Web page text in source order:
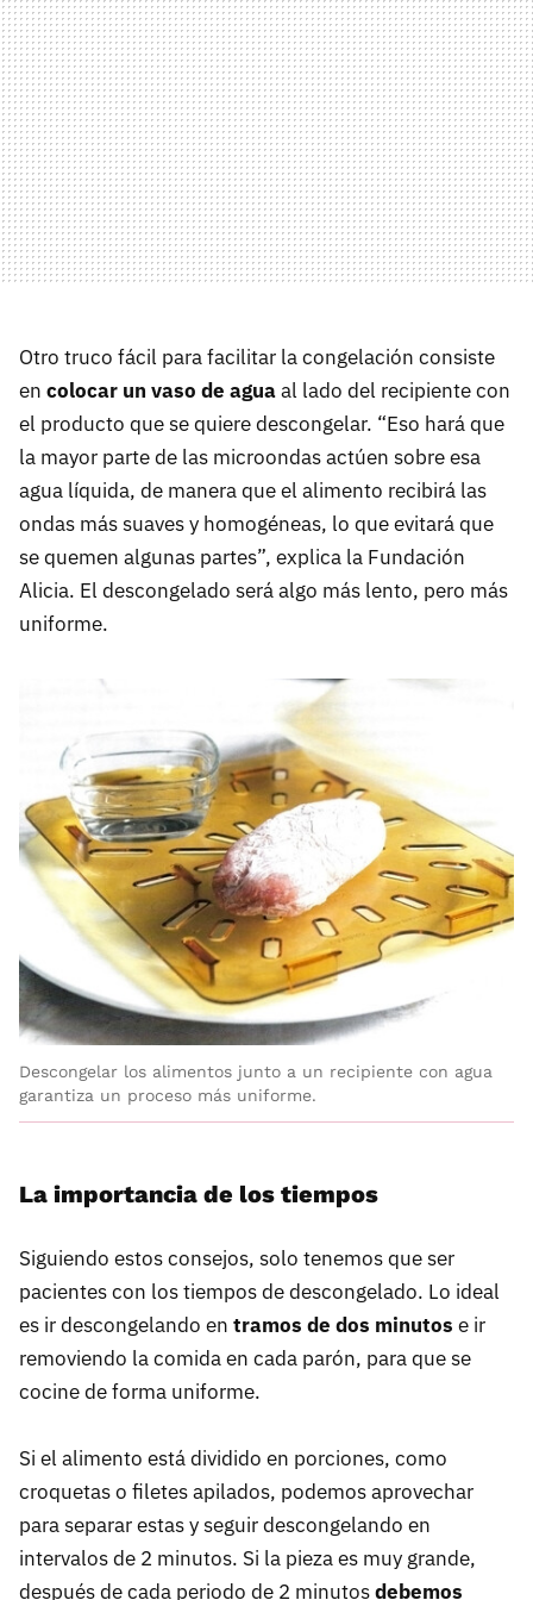
Otro truco fácil para facilitar la congelación consiste
en colocar un vaso de aguaal lado del recipiente con
el producto que se quiere descongelar. “Eso hará que
la mayor parte de las microondas actúen sobre esa
agua líquida, de manera que el alimento recibirá las
ondas más suaves y homogéneas, lo que evitará que
se quemen algunas partes”, explica la Fundación
Alicia. El descongelado será algo más lento, pero más
uniforme.
Descongelar los alimentos junto a un recipiente con agua
garantiza un proceso más uniforme.
La importancia de los tiempos
Siguiendo estos consejos, solo tenemos que ser
pacientes con los tiempos de descongelado. Lo ideal
es ir descongelando en tramos de dos minutos e ir
removiendo la comida en cada parón, para que se
cocine de forma uniforme.
Si el alimento está dividido en porciones, como
croquetas o filetes apilados, podemos aprovechar
para separar estas y seguir descongelando en
intervalos de 2 minutos. Si la pieza es muy grande,
después de cada periodo de 2 minutosdebemos